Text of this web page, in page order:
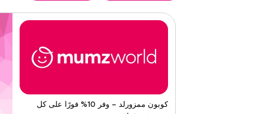
كوبون ممزورلد – وفر 10% فورًا على كل